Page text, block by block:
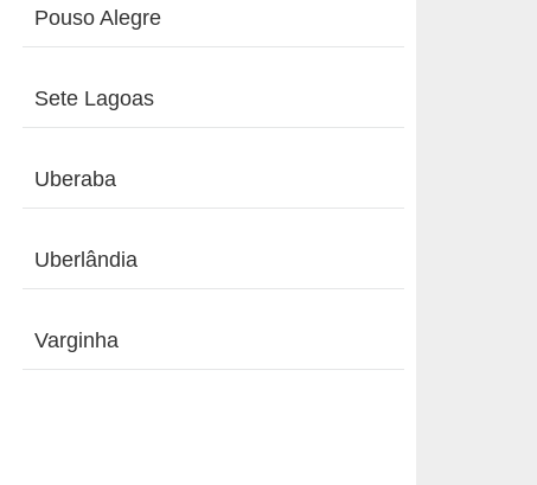
Pouso Alegre
Sete Lagoas
Uberaba
Uberlândia
Varginha